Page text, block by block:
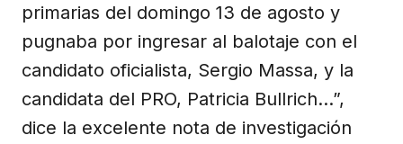
primarias del domingo 13 de agosto y
pugnaba por ingresar al balotaje con el
candidato oficialista, Sergio Massa, y la
candidata del PRO, Patricia Bullrich...”,
dice la excelente nota de investigación